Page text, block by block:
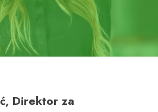
Direktor za